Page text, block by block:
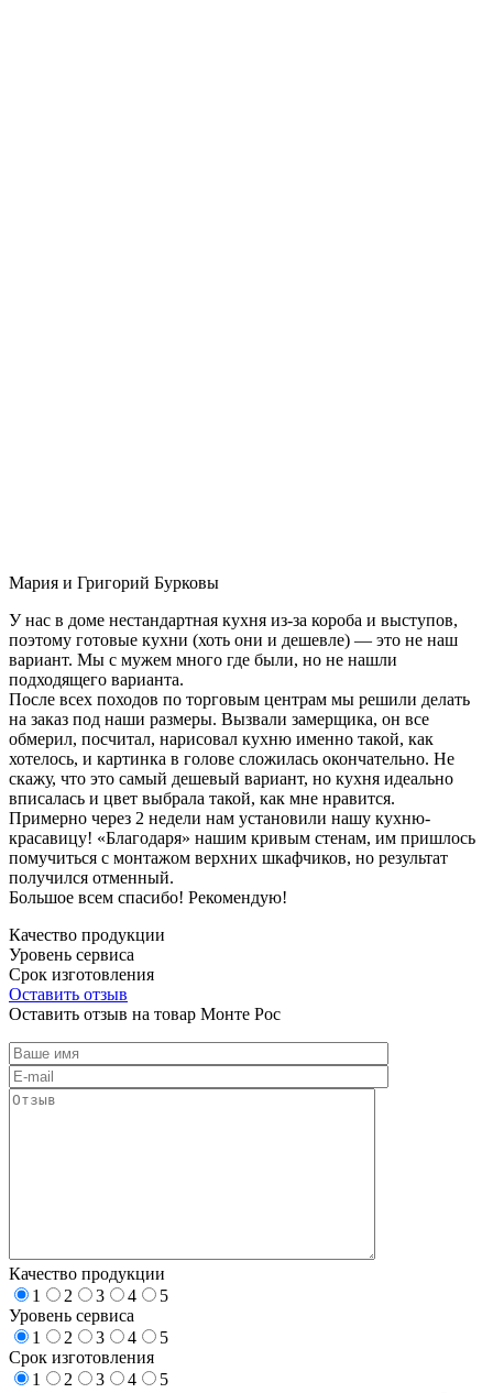
Мария и Григорий Бурковы
У нас в доме нестандартная кухня из-за короба и выступов,
поэтому готовые кухни (хоть они и дешевле) — это не наш
вариант. Мы с мужем много где были, но не нашли
подходящего варианта.
После всех походов по торговым центрам мы решили делать
на заказ под наши размеры. Вызвали замерщика, он все
обмерил, посчитал, нарисовал кухню именно такой, как
хотелось, и картинка в голове сложилась окончательно. Не
скажу, что это самый дешевый вариант, но кухня идеально
вписалась и цвет выбрала такой, как мне нравится.
Примерно через 2 недели нам установили нашу кухню-
красавицу! «Благодаря» нашим кривым стенам, им пришлось
помучиться с монтажом верхних шкафчиков, но результат
получился отменный.
Большое всем спасибо! Рекомендую!
Качество продукции
Уровень сервиса
Срок изготовления
Оставить отзыв
Оставить отзыв на товар Монте Рос
Качество продукции
1
2 3 4
5
Уровень сервиса
1
2 3 4
5
Срок изготовления
1
2 3 4
5